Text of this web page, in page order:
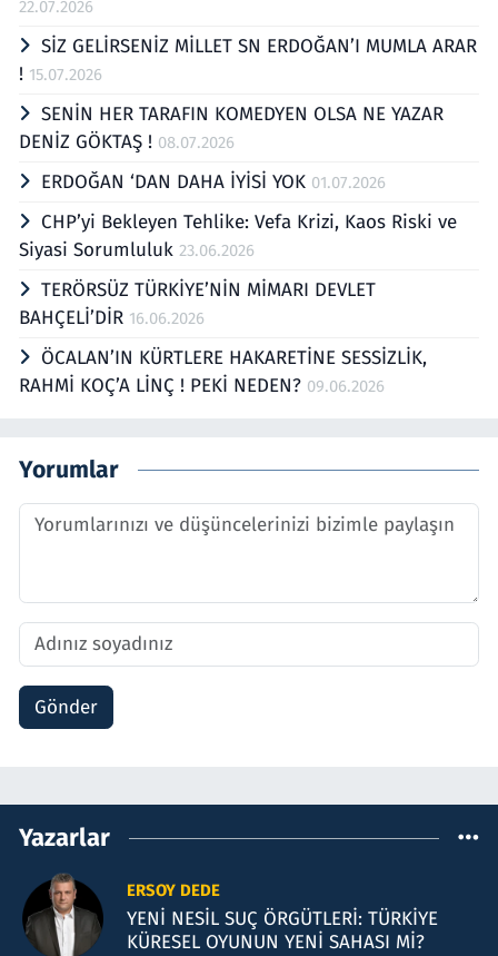
22.07.2026
SİZ GELİRSENİZ MİLLET SN ERDOĞAN’I MUMLA ARAR
! 15.07.2026
SENİN HER TARAFIN KOMEDYEN OLSA NE YAZAR
DENİZ GÖKTAŞ ! 08.07.2026
ERDOĞAN ‘DAN DAHA İYİSİ YOK 01.07.2026
CHP’yi Bekleyen Tehlike: Vefa Krizi, Kaos Riski ve
Siyasi Sorumluluk 23.06.2026
TERÖRSÜZ TÜRKİYE’NİN MİMARI DEVLET
BAHÇELİ’DİR 16.06.2026
ÖCALAN’IN KÜRTLERE HAKARETİNE SESSİZLİK,
RAHMİ KOÇ’A LİNÇ ! PEKİ NEDEN? 09.06.2026
Yorumlar
Gönder
Yazarlar
ERSOY DEDE
YENİ NESİL SUÇ ÖRGÜTLERİ: TÜRKİYE
KÜRESEL OYUNUN YENİ SAHASI Mİ?